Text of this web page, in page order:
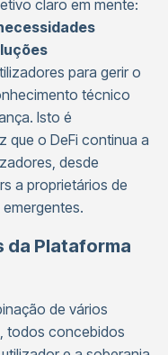
claro em mente:
para gerir o
técnico
Isto é
que o DeFi continua a
desde
a proprietários de
da Plataforma
de vários
todos concebidos